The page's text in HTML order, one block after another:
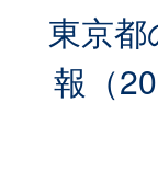
東京
報（